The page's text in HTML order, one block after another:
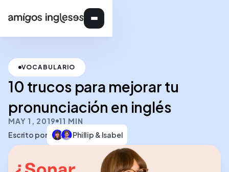
VOCABULARIO
10 trucos para mejorar tu
pronunciación en inglés
MAY 1, 2019 11 MIN
Escrito por
Phillip & Isabel